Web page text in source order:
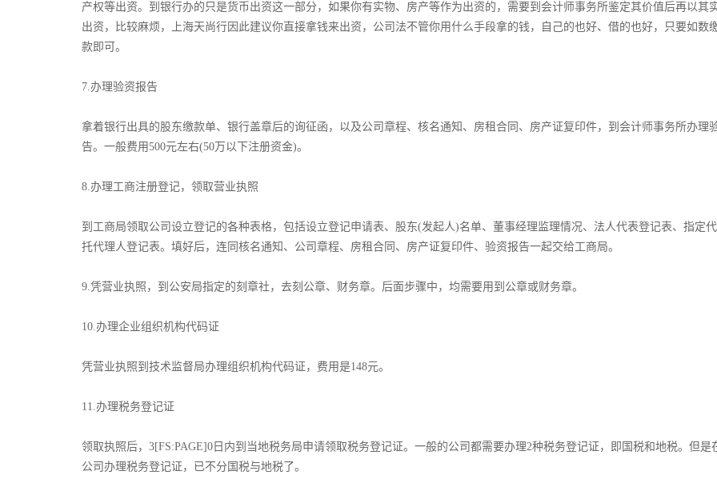
产权等出资。到银行办的只是货币出资这一部分，如果你有实物、房产等作为出资的，需要到会计师事务所鉴定其价值后再以其
出资，比较麻烦，上海天尚行因此建议你直接拿钱来出资，公司法不管你用什么手段拿的钱，自己的也好、借的也好，只要如数
款即可。­
­7.办理验资报告
拿着银行出具的股东缴款单、银行盖章后的询征函，以及公司章程、核名通知、房租合同、房产证复印件，到会计师事务所办理
告。一般费用500元左右(50万以下注册资金)。­
­8.办理工商注册登记，领取营业执照
到工商局领取公司设立登记的各种表格，包括设立登记申请表、股东(发起人)名单、董事经理监理情况、法人代表登记表、指定
托代理人登记表。填好后，连同核名通知、公司章程、房租合同、房产证复印件、验资报告一起交给工商局。
­9.凭营业执照，到公安局指定的刻章社，去刻公章、财务章。后面步骤中，均需要用到公章或财务章。­
­10.办理企业组织机构代码证
凭营业执照到技术监督局办理组织机构代码证，费用是148元。
­11.办理税务登记证
领取执照后，3[FS:PAGE]0日内到当地税务局申请领取税务登记证。一般的公司都需要办理2种税务登记证，即国税和地税。但是
公司办理税务登记证，已不分国税与地税了。